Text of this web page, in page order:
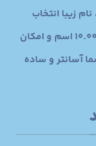
زیبا انتخاب
نمایید. این سایت با داشتن نزدیک به 10.000 اسم و امکان
آسانتر و ساده